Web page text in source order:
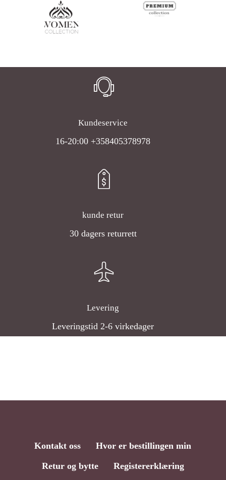
Kundeservice
16-20:00 +358405378978
kunde retur
30 dagers returrett
Levering
Leveringstid 2-6 virkedager
Kontakt oss
Hvor er bestillingen min
Retur og bytte
Registererklæring